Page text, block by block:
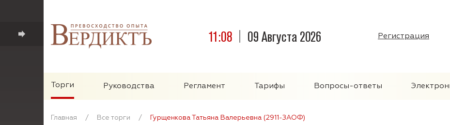
11:08 09 Августа 2026 Регистрация
Торги Руководства Регламент Тарифы Вопросы-ответы
Главная / Все торги / Гурщенкова Татьяна Валерьевна (2911-ЗАОФ)